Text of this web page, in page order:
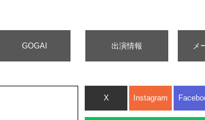
GOGAI 出演情報 メ
X Instagram